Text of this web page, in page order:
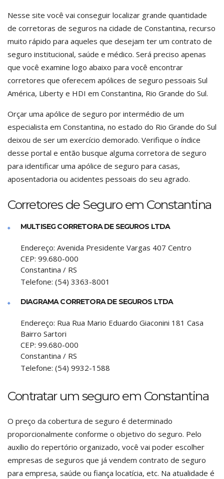
Nesse site você vai conseguir localizar grande quantidade
de corretoras de seguros na cidade de Constantina, recurso
muito rápido para aqueles que desejam ter um contrato de
seguro institucional, saúde e médico. Será preciso apenas
que você examine logo abaixo para você encontrar
corretores que oferecem apólices de seguro pessoais Sul
América, Liberty e HDI em Constantina, Rio Grande do Sul.
Orçar uma apólice de seguro por intermédio de um
especialista em Constantina, no estado do Rio Grande do Sul
deixou de ser um exercício demorado. Verifique o índice
desse portal e então busque alguma corretora de seguro
para identificar uma apólice de seguro para casas,
aposentadoria ou acidentes pessoais do seu agrado.
Corretores de Seguro em Constantina
MULTISEG CORRETORA DE SEGUROS LTDA
Endereço: Avenida Presidente Vargas 407 Centro
CEP: 99.680-000
Constantina / RS
Telefone: (54) 3363-8001
DIAGRAMA CORRETORA DE SEGUROS LTDA
Endereço: Rua Rua Mario Eduardo Giaconini 181 Casa
Bairro Sartori
CEP: 99.680-000
Constantina / RS
Telefone: (54) 9932-1588
Contratar um seguro em Constantina
O preço da cobertura de seguro é determinado
proporcionalmente conforme o objetivo do seguro. Pelo
auxílio do repertório organizado, você vai poder escolher
empresas de seguros que já vendem contrato de seguro
para empresa, saúde ou fiança locatícia, etc. Na atualidade é